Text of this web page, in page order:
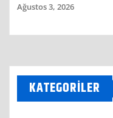
Ağustos 3, 2026
KATEGORILER